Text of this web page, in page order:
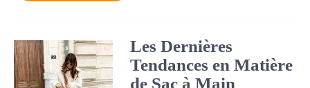
Les Dernières
Tendances en Matière
de Sac à Main